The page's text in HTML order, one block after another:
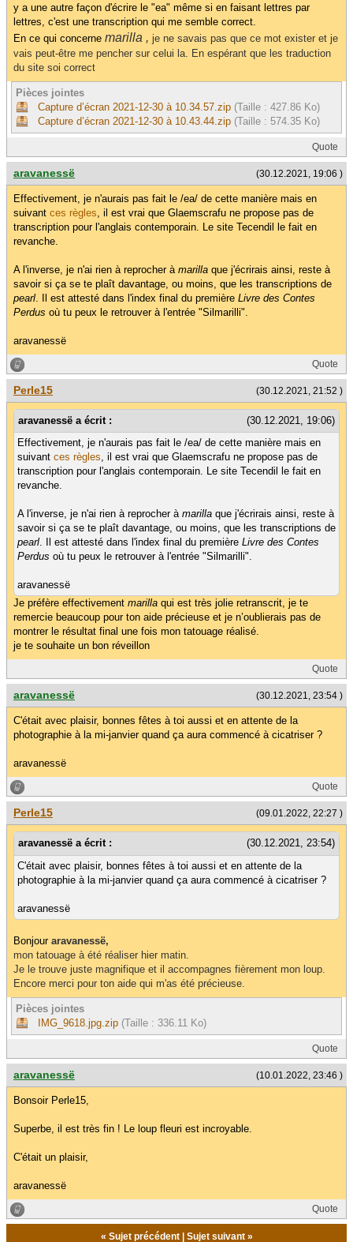
y a une autre façon d'écrire le "ea" même si en faisant lettres par
lettres, c'est une transcription qui me semble correct.
En ce qui concerne marilla , je ne savais pas que ce mot exister et je
vais peut-être me pencher sur celui la. En espérant que les traduction
du site soi correct
Pièces jointes
Capture d’écran 2021-12-30 à 10.34.57.zip (Taille : 427.86 Ko)
Capture d’écran 2021-12-30 à 10.43.44.zip (Taille : 574.35 Ko)
Quote
(30.12.2021, 19:06 )
aravanessë
Effectivement, je n'aurais pas fait le /ea/ de cette manière mais en
suivant ces règles , il est vrai que Glaemscrafu ne propose pas de
transcription pour l'anglais contemporain. Le site Tecendil le fait en
revanche.
A l'inverse, je n'ai rien à reprocher à marilla que j'écrirais ainsi, reste à
savoir si ça se te plaît davantage, ou moins, que les transcriptions de
pearl . Il est attesté dans l'index final du première Livre des Contes
Perdus où tu peux le retrouver à l'entrée "Silmarilli".
aravanessë
Quote
(30.12.2021, 21:52 )
Perle15
(30.12.2021, 19:06)
aravanessë a écrit :
Effectivement, je n'aurais pas fait le /ea/ de cette manière mais en
suivant ces règles, il est vrai que Glaemscrafu ne propose pas de
transcription pour l'anglais contemporain. Le site Tecendil le fait en
revanche.
A l'inverse, je n'ai rien à reprocher à marilla que j'écrirais ainsi, reste à
savoir si ça se te plaît davantage, ou moins, que les transcriptions de
pearl. Il est attesté dans l'index final du première Livre des Contes
Perdus où tu peux le retrouver à l'entrée "Silmarilli".
aravanessë
Je préfère effectivement marilla qui est très jolie retranscrit, je te
remercie beaucoup pour ton aide précieuse et je n’oublierais pas de
montrer le résultat final une fois mon tatouage réalisé.
je te souhaite un bon réveillon
Quote
(30.12.2021, 23:54 )
aravanessë
C'était avec plaisir, bonnes fêtes à toi aussi et en attente de la
photographie à la mi-janvier quand ça aura commencé à cicatriser ?
aravanessë
Quote
(09.01.2022, 22:27 )
Perle15
(30.12.2021, 23:54)
aravanessë a écrit :
C'était avec plaisir, bonnes fêtes à toi aussi et en attente de la
photographie à la mi-janvier quand ça aura commencé à cicatriser ?
aravanessë
Bonjour aravanessë,
mon tatouage à été réaliser hier matin.
Je le trouve juste magnifique et il accompagnes fièrement mon loup.
Encore merci pour ton aide qui m'as été précieuse.
Pièces jointes
IMG_9618.jpg.zip (Taille : 336.11 Ko)
Quote
(10.01.2022, 23:46 )
aravanessë
Bonsoir Perle15,
Superbe, il est très fin ! Le loup fleuri est incroyable.
C'était un plaisir,
aravanessë
Quote
« Sujet précédent| Sujet suivant»